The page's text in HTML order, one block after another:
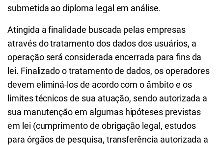
submetida ao diploma legal em análise.
Atingida a finalidade buscada pelas empresas
através do tratamento dos dados dos usuários, a
operação será considerada encerrada para fins da
lei. Finalizado o tratamento de dados, os operadores
devem eliminá-los de acordo com o âmbito e os
limites técnicos de sua atuação, sendo autorizada a
sua manutenção em algumas hipóteses previstas
em lei (cumprimento de obrigação legal, estudos
para órgãos de pesquisa, transferência autorizada a